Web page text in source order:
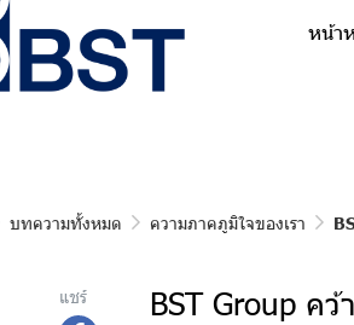
หน้า
บทความทั้งหมด ความภาคภูมิใจของเรา
แชร์
BST Group ค